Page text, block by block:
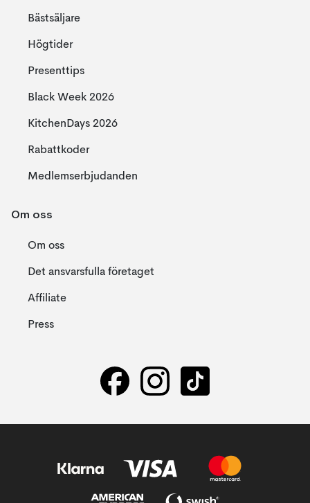
Bästsäljare
Högtider
Presenttips
Black Week 2026
KitchenDays 2026
Rabattkoder
Medlemserbjudanden
Om oss
Om oss
Det ansvarsfulla företaget
Affiliate
Press